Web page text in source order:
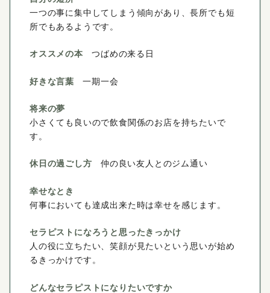
一つの事に集中してしまう傾向があり、長所でも短
所でもあるようです。
オススメの本 つばめの来る日
好きな言葉 一期一会
将来の夢
小さくても良いので飲食関係のお店を持ちたいで
す。
休日の過ごし方 仲の良い友人とのジム通い
幸せなとき
何事においても達成出来た時は幸せを感じます。
セラピストになろうと思ったきっかけ
人の役に立ちたい、笑顔が見たいという思いが始め
るきっかけです。
どんなセラピストになりたいですか